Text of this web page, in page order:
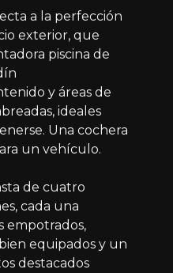
a la perfección
exterior, que
piscina de
y áreas de
ideales
Una cochera
un vehículo.
de cuatro
cada una
empotrados,
equipados y un
destacados